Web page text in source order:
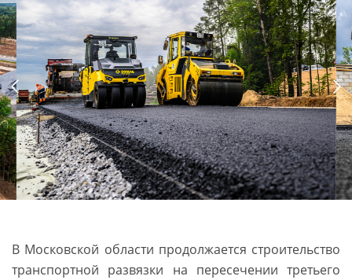
В Московской области продолжается строительство
транспортной развязки на пересечении третьего